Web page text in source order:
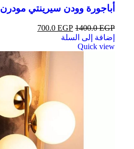
أباجورة وودن سيرينتي مودرن
1400.0EGP
700.0 EGP
إضافة إلى السلة
Quick view